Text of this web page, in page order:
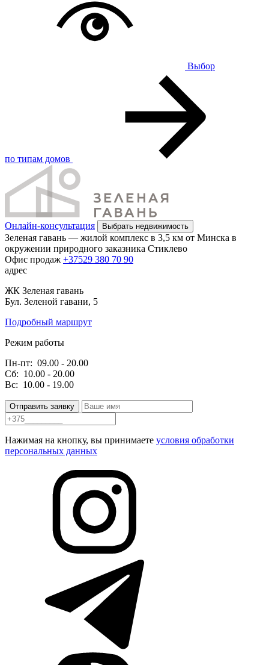
Выбор
по типам домов
Онлайн-консультация Выбрать недвижимость
Зеленая гавань — жилой комплекс в 3,5 км от Минска в
окружении природного заказника Стиклево
Офис продаж +37529 380 70 90
адрес
ЖК Зеленая гавань
Бул. Зеленой гавани, 5
Подробный маршрут
Режим работы
Пн-пт: 09.00 - 20.00
Сб: 10.00 - 20.00
Вс: 10.00 - 19.00
Отправить заявку
Нажимая на кнопку, вы принимаете условия обработки
персональных данных